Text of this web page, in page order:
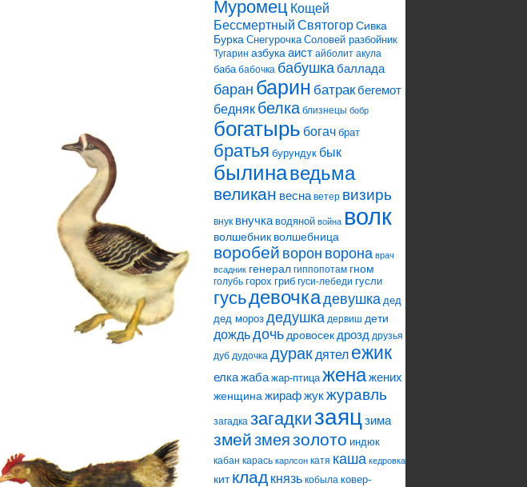
Муромец Кощей
Бессмертный СвятогорСивка
Бурка Снегурочка Соловей разбойник
Тугарин азбука аист айболит акула
баба бабочка бабушкабаллада
баран барин батракбегемот
бедняк белка близнецы бобр
богатырь богач брат
братья бурундук бык
былинаведьма
великан весна ветер визирь
внук внучка водяной война волк
волшебник волшебница
воробей ворон ворона врач
всадник генерал гиппопотам гном
голубь горох гриб гуси-лебеди гусли
гусьдевочкадевушка дед
дед мороз дедушка дервиш дети
дождьдочь дровосек дрозд друзья
дуб дудочка дурак дятел ежик
елкажаба жар-птица женажених
женщина жирафжукжуравль
загадка загадкизаяцзима
змейзмеязолото индюк
кабан карась карлсон катя каша кедровка
кит клад князь кобыла ковер-